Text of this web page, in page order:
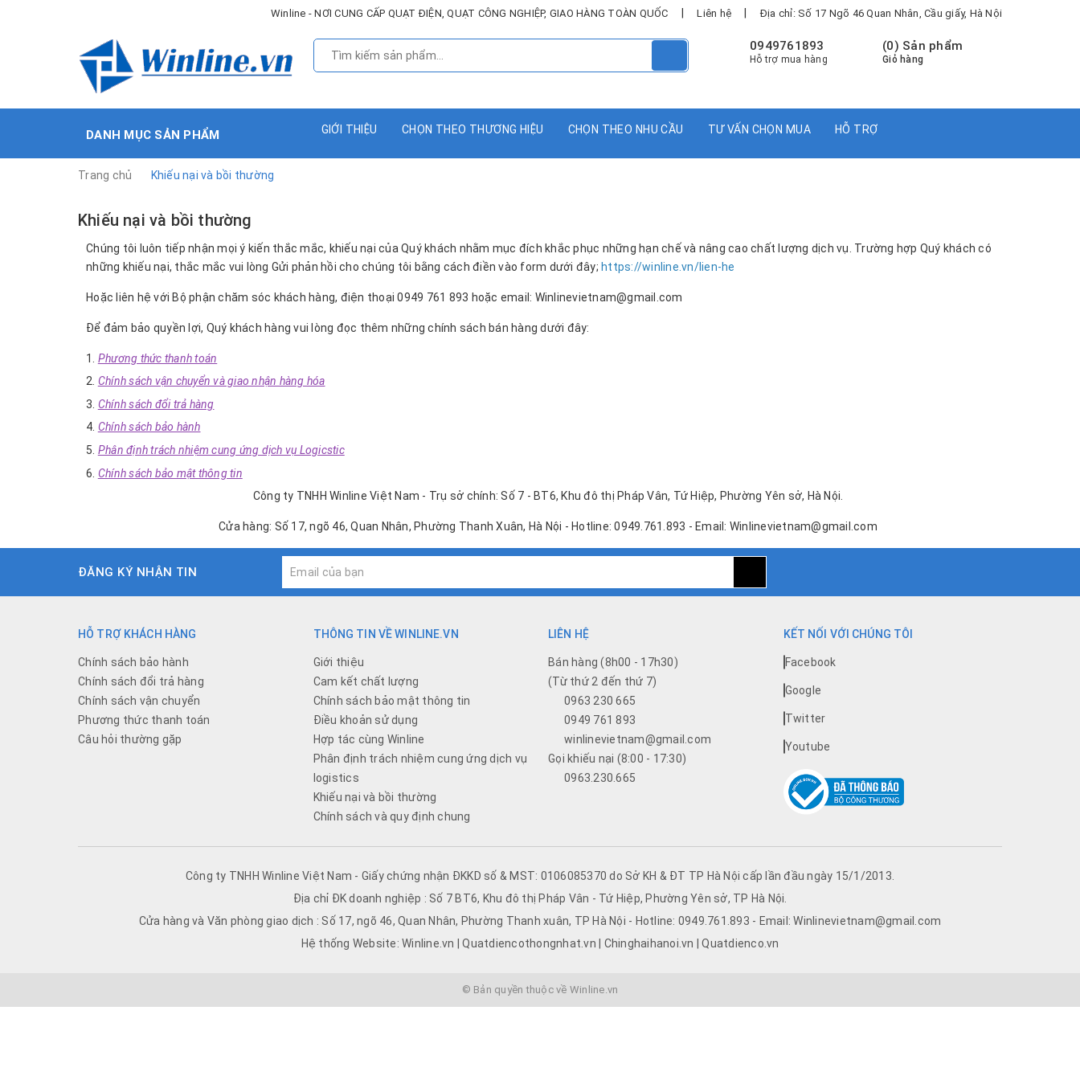
Winline - NƠI CUNG CẤP QUẠT ĐIỆN, QUẠT CÔNG NGHIỆP, GIAO HÀNG TOÀN QUỐC Liên hệ Địa chỉ: Số 17 Ngõ 46 Quan Nhân, Cầu giấy, Hà Nội
(0) Sản phẩm
Giỏ hàng
0949761893
Hỗ trợ mua hàng
DANH MỤC SẢN PHẨM GIỚI THIỆU CHỌN THEO THƯƠNG HIỆU CHỌN THEO NHU CẦU TƯ VẤN CHỌN MUA HỖ TRỢ
Trang chủ Khiếu nại và bồi thường
Khiếu nại và bồi thường
Chúng tôi luôn tiếp nhận mọi ý kiến thắc mắc, khiếu nại của Quý khách nhằm mục đích khắc phục những hạn chế và nâng cao chất lượng dịch vụ. Trường hợp Quý khách có
những khiếu nại, thắc mắc vui lòng Gửi phản hồi cho chúng tôi bằng cách điền vào form dưới đây; https://winline.vn/lien-he
Hoặc liên hệ với Bộ phận chăm sóc khách hàng, điện thoại 0949 761 893 hoặc email: Winlinevietnam@gmail.com
Để đảm bảo quyền lợi, Quý khách hàng vui lòng đọc thêm những chính sách bán hàng dưới đây:
Phương thức thanh toán
Chính sách vận chuyển và giao nhận hàng hóa
Chính sách đổi trả hàng
Chính sách bảo hành
Phân định trách nhiệm cung ứng dịch vụ Logicstic
Chính sách bảo mật thông tin
Công ty TNHH Winline Việt Nam - Trụ sở chính: Số 7 - BT6, Khu đô thị Pháp Vân, Tứ Hiệp, Phường Yên sở, Hà Nội.
Cửa hàng: Số 17, ngõ 46, Quan Nhân, Phường Thanh Xuân, Hà Nội - Hotline: 0949.761.893 - Email: Winlinevietnam@gmail.com
ĐĂNG KÝ NHẬN TIN
HỖ TRỢ KHÁCH HÀNG
Chính sách bảo hành
Chính sách đổi trả hàng
Chính sách vận chuyển
Phương thức thanh toán
Câu hỏi thường gặp
THÔNG TIN VỀ WINLINE.VN
Giới thiệu
Cam kết chất lượng
Chính sách bảo mật thông tin
Điều khoản sử dụng
Hợp tác cùng Winline
Phân định trách nhiệm cung ứng dịch vụ
logistics
Khiếu nại và bồi thường
Chính sách và quy định chung
LIÊN HỆ
Bán hàng (8h00 - 17h30)
(Từ thứ 2 đến thứ 7)
0963 230 665
0949 761 893
winlinevietnam@gmail.com
Gọi khiếu nại (8:00 - 17:30)
0963.230.665
KẾT NỐI VỚI CHÚNG TÔI
Facebook
Google
Twitter
Youtube
Công ty TNHH Winline Việt Nam - Giấy chứng nhận ĐKKD số & MST: 0106085370 do Sở KH & ĐT TP Hà Nội cấp lần đầu ngày 15/1/2013.
Địa chỉ ĐK doanh nghiệp : Số 7 BT6, Khu đô thị Pháp Vân - Tứ Hiệp, Phường Yên sở, TP Hà Nội.
Cửa hàng và Văn phòng giao dịch : Số 17, ngõ 46, Quan Nhân, Phường Thanh xuân, TP Hà Nội - Hotline: 0949.761.893 - Email: Winlinevietnam@gmail.com
Hệ thống Website: Winline.vn | Quatdiencothongnhat.vn | Chinghaihanoi.vn | Quatdienco.vn
© Bản quyền thuộc về Winline.vn